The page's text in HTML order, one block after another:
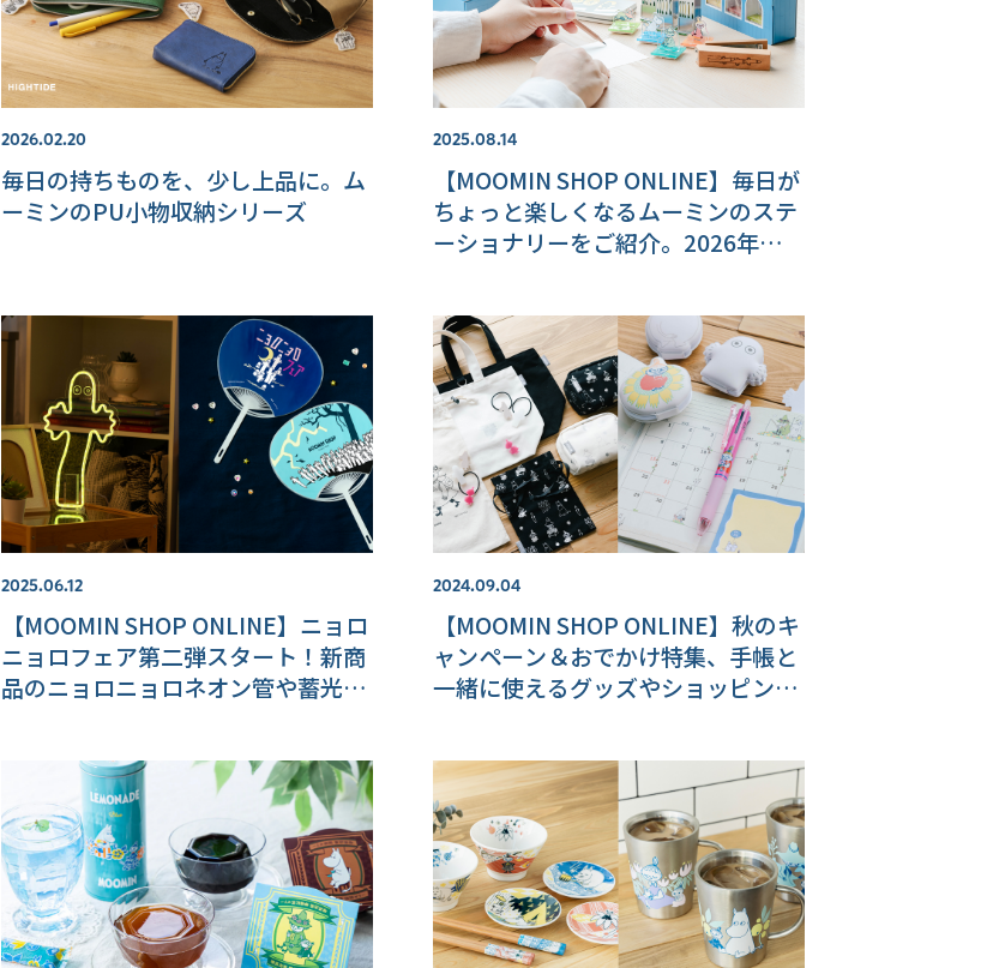
2026.02.20
毎日の持ちものを、少し上品に。ム
ーミンのPU小物収納シリーズ
2025.08.14
【MOOMIN SHOP ONLINE】毎日が
ちょっと楽しくなるムーミンのステ
ーショナリーをご紹介。2026年カレ
2025.06.12
【MOOMIN SHOP ONLINE】ニョロ
ニョロフェア第二弾スタート！新商
品のニョロニョロネオン管や蓄光う
2024.09.04
【MOOMIN SHOP ONLINE】秋のキ
ャンペーン＆おでかけ特集、手帳と
一緒に使えるグッズやショッピング